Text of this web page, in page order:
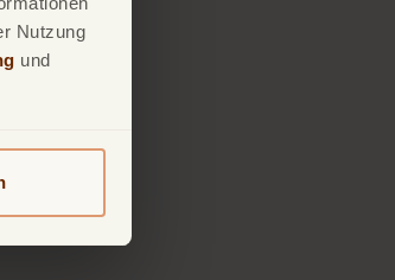
Nutzung
und
verfolgen.
oder -